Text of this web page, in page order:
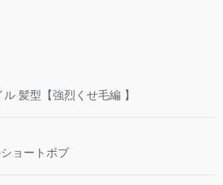
髪型【強烈くせ毛編 】
ョートボブ